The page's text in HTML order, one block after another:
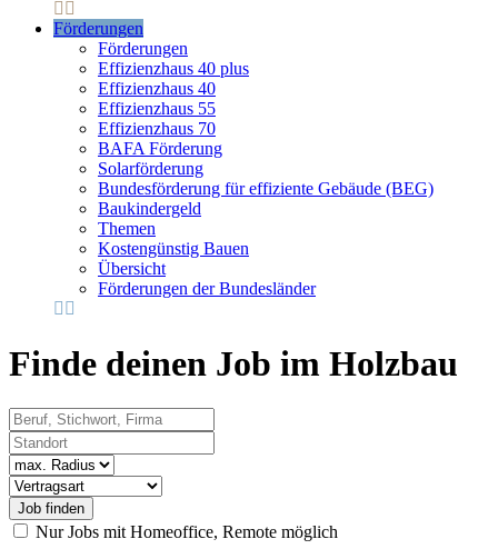
Förderungen
Förderungen
Effizienzhaus 40 plus
Effizienzhaus 40
Effizienzhaus 55
Effizienzhaus 70
BAFA Förderung
Solarförderung
Bundesförderung für effiziente Gebäude (BEG)
Baukindergeld
Themen
Kostengünstig Bauen
Übersicht
Förderungen der Bundesländer
Finde deinen Job im Holzbau
Beruf, Stichwort, Firma
Standort
Radius
Vertragsart
Nur Jobs mit Homeoffice, Remote möglich